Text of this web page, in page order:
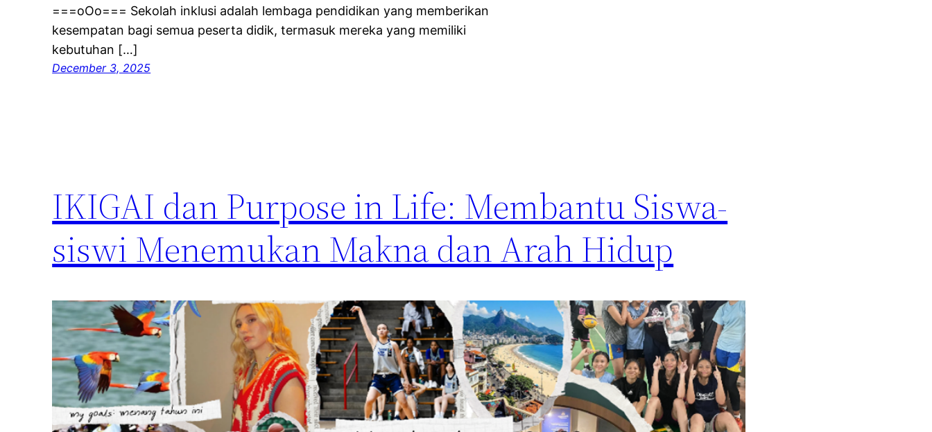
===oOo=== Sekolah inklusi adalah lembaga pendidikan yang memberikan
kesempatan bagi semua peserta didik, termasuk mereka yang memiliki
kebutuhan […]
December 3, 2025
IKIGAI dan Purpose in Life: Membantu Siswa-
siswi Menemukan Makna dan Arah Hidup